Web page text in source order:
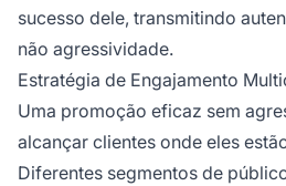
sucesso dele, transmitindo
não agressividade.
Estratégia de Engajamento
Uma promoção eficaz sem
alcançar clientes onde eles
Diferentes segmentos de